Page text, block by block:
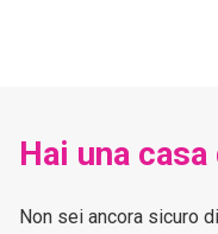
Hai una
Non sei ancora sicuro